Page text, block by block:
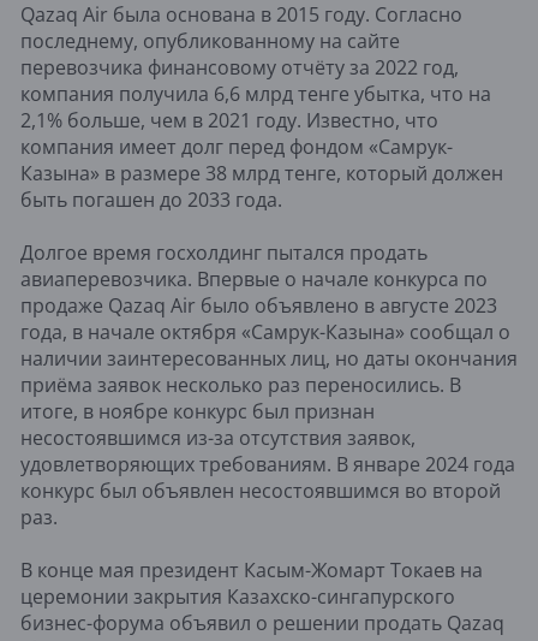
Qazaq Air была основана в 2015 году. Согласно
последнему, опубликованному на сайте
перевозчика финансовому отчёту за 2022 год,
компания получила 6,6 млрд тенге убытка, что на
2,1% больше, чем в 2021 году. Известно, что
компания имеет долг перед фондом «Самрук-
Казына» в размере 38 млрд тенге, который должен
быть погашен до 2033 года.
Долгое время госхолдинг пытался продать
авиаперевозчика. Впервые о начале конкурса по
продаже Qazaq Air было объявлено в августе 2023
года, в начале октября «Самрук-Казына» сообщал о
наличии заинтересованных лиц, но даты окончания
приёма заявок несколько раз переносились. В
итоге, в ноябре конкурс был признан
несостоявшимся из-за отсутствия заявок,
удовлетворяющих требованиям. В январе 2024 года
конкурс был объявлен несостоявшимся во второй
раз.
В конце мая президент Касым-Жомарт Токаев на
церемонии закрытия Казахско-сингапурского
бизнес-форума объявил о решении продать Qazaq